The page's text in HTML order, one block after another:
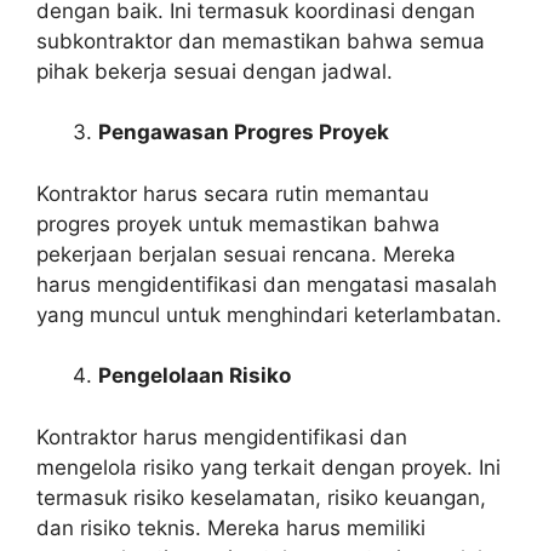
dengan baik. Ini termasuk koordinasi dengan
subkontraktor dan memastikan bahwa semua
pihak bekerja sesuai dengan jadwal.
Pengawasan Progres Proyek
Kontraktor harus secara rutin memantau
progres proyek untuk memastikan bahwa
pekerjaan berjalan sesuai rencana. Mereka
harus mengidentifikasi dan mengatasi masalah
yang muncul untuk menghindari keterlambatan.
Pengelolaan Risiko
Kontraktor harus mengidentifikasi dan
mengelola risiko yang terkait dengan proyek. Ini
termasuk risiko keselamatan, risiko keuangan,
dan risiko teknis. Mereka harus memiliki